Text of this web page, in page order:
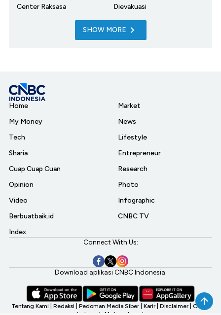
Center Raksasa
Dievakuasi
SHOW MORE
Home
My Money
Tech
Sharia
Cuap Cuap Cuan
Opinion
Video
Berbuatbaik.id
Index
Market
News
Lifestyle
Entrepreneur
Research
Photo
Infographic
CNBC TV
Connect With Us:
Download aplikasi CNBC Indonesia:
Tentang Kami Redaksi Pedoman Media Siber Karir Disclaimer CNBC